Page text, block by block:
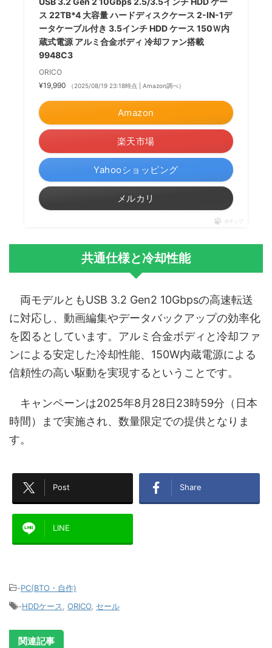
ス 22TB*4 大容量 ハードディスクケース 2-IN-1デ
ータケーブル付き 3.5インチ HDD ケース 150Ｗ内
蔵式電源 アルミ合金ボディ 冷却ファン搭載
9948C3
ORICO
¥19,990
（2025/08/19 23:18時点 | Amazon調べ）
Amazon
楽天市場
Yahooショッピング
メルカリ
ポチップ
共通仕様と冷却性能
両モデルともUSB 3.2 Gen2 10Gbpsの高速転送
に対応し、動画編集やデータバックアップの効率化
を図るとしています。アルミ合金ボディと冷却ファ
ンによる安定した冷却性能、150W内蔵電源による
信頼性の高い駆動を実現するということです。
キャンペーンは2025年8月28日23時59分（日本
時間）まで実施され、数量限定での提供となりま
す。
Post Share
LINE
-PC(BTO・自作)
-HDDケース ORICO セール
関連記事